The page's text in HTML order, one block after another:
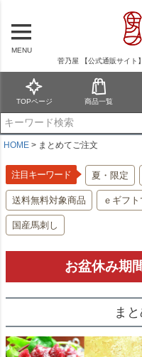
MENU
菅乃屋 【公式通販サイト
TOPページ 商品一覧
HOME まとめてご注文
注目キーワード 夏・限定
送料無料対象商品 ｅギフ
国産馬刺し
お盆休み期
ま